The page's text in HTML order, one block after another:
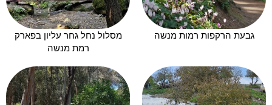
גבעת הרקפות רמות מנשה
מסלול נחל גחר עליון בפארק
רמת מנשה